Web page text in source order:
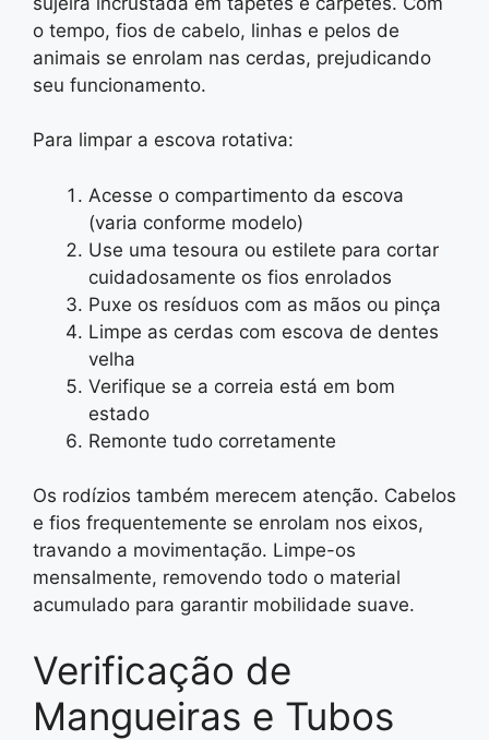
o tempo, fios de cabelo, linhas e pelos de
animais se enrolam nas cerdas, prejudicando
seu funcionamento.
Para limpar a escova rotativa:
Acesse o compartimento da escova
(varia conforme modelo)
Use uma tesoura ou estilete para cortar
cuidadosamente os fios enrolados
Puxe os resíduos com as mãos ou pinça
Limpe as cerdas com escova de dentes
velha
Verifique se a correia está em bom
estado
Remonte tudo corretamente
Os rodízios também merecem atenção. Cabelos
e fios frequentemente se enrolam nos eixos,
travando a movimentação. Limpe-os
mensalmente, removendo todo o material
acumulado para garantir mobilidade suave.
Verificação de
Mangueiras e Tubos